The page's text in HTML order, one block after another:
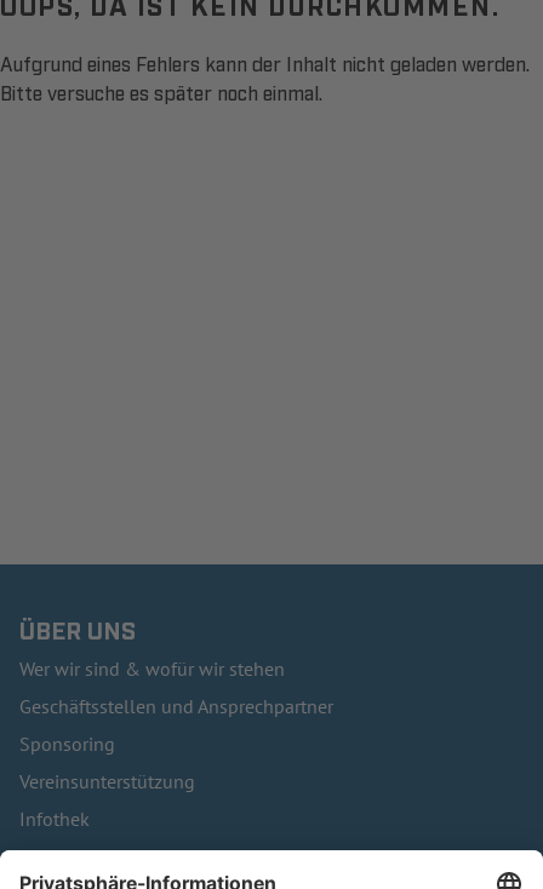
Aufgrund eines Fehlers kann der Inhalt nicht geladen werden.
Bitte versuche es später noch einmal.
ÜBER UNS
Wer wir sind & wofür wir stehen
Geschäftsstellen und Ansprechpartner
Sponsoring
Vereinsunterstützung
Infothek
Kontakt